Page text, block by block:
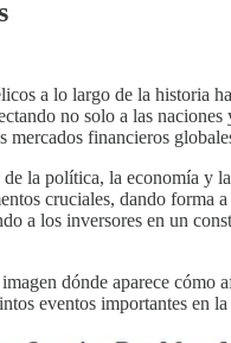
a lo largo de la historia
no solo a las naciones
mercados financieros
la política, la economía y
cruciales, dando forma
a los inversores en un
dónde aparece cómo
eventos importantes en